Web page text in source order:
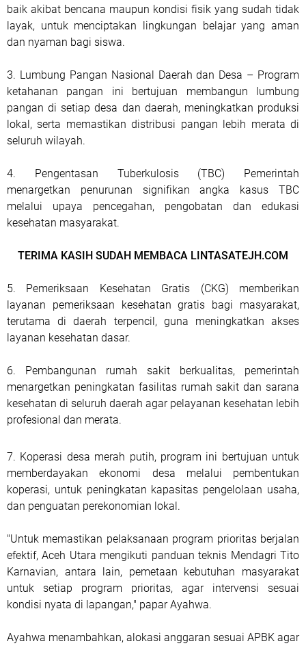
baik akibat bencana maupun kondisi fisik yang sudah tidak
layak, untuk menciptakan lingkungan belajar yang aman
dan nyaman bagi siswa.
3. Lumbung Pangan Nasional Daerah dan Desa – Program
ketahanan pangan ini bertujuan membangun lumbung
pangan di setiap desa dan daerah, meningkatkan produksi
lokal, serta memastikan distribusi pangan lebih merata di
seluruh wilayah.
4. Pengentasan Tuberkulosis (TBC) Pemerintah
menargetkan penurunan signifikan angka kasus TBC
melalui upaya pencegahan, pengobatan dan edukasi
kesehatan masyarakat.
TERIMA KASIH SUDAH MEMBACA LINTASATEJH.COM
5. Pemeriksaan Kesehatan Gratis (CKG) memberikan
layanan pemeriksaan kesehatan gratis bagi masyarakat,
terutama di daerah terpencil, guna meningkatkan akses
layanan kesehatan dasar.
6. Pembangunan rumah sakit berkualitas, pemerintah
menargetkan peningkatan fasilitas rumah sakit dan sarana
kesehatan di seluruh daerah agar pelayanan kesehatan lebih
profesional dan merata.
7. Koperasi desa merah putih, program ini bertujuan untuk
memberdayakan ekonomi desa melalui pembentukan
koperasi, untuk peningkatan kapasitas pengelolaan usaha,
dan penguatan perekonomian lokal.
"Untuk memastikan pelaksanaan program prioritas berjalan
efektif, Aceh Utara mengikuti panduan teknis Mendagri Tito
Karnavian, antara lain, pemetaan kebutuhan masyarakat
untuk setiap program prioritas, agar intervensi sesuai
kondisi nyata di lapangan," papar Ayahwa.
Ayahwa menambahkan, alokasi anggaran sesuai APBK agar